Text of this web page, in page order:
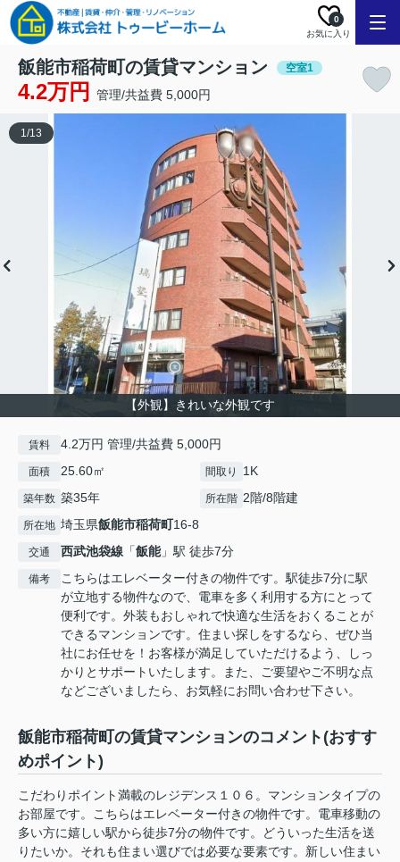
お気に入り
0
飯能市稲荷町の賃貸マンション 空室1
4.2万円 管理/共益費 5,000円
【外観】きれいな外観です
1/13
賃料 4.2万円 管理/共益費 5,000円
面積 25.60㎡ 間取り 1K
築年数 築35年 所在階 2階/8階建
所在地 埼玉県飯能市稲荷町16-8
交通 西武池袋線 「飯能」駅 徒歩7分
備考
こちらはエレベーター付きの物件です。駅徒歩7分に駅
が立地する物件なので、電車を多く利用する方にとって
便利です。外装もおしゃれで快適な生活をおくることが
できるマンションです。住まい探しをするなら、ぜひ当
社にお任せを！お客様が満足していただけるよう、しっ
かりとサポートいたします。また、ご要望やご不明な点
などございましたら、お気軽にお問い合わせ下さい。
飯能市稲荷町の賃貸マンションのコメント(おすす
めポイント)
こだわりポイント満載のレジデンス１０６。マンションタイプの
お部屋です。こちらはエレベーター付きの物件です。電車移動の
多い方に嬉しい駅から徒歩7分の物件です。どういった生活を送
りたいか。それも住まい選びでは必要な要素です。新しい住まい